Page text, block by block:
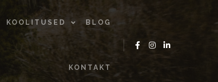
KOOLITUSED BLOG
KONTAKT